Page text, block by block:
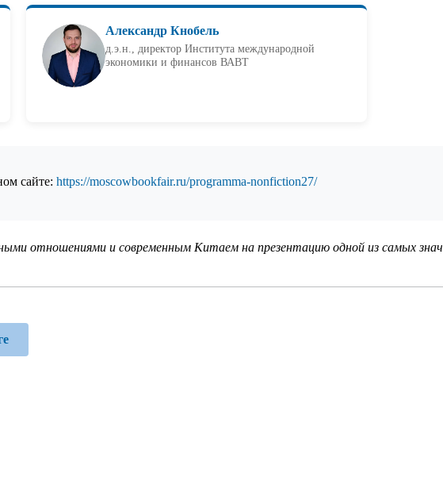
Александр Кнобель
д.э.н., директор Института международной
экономики и финансов ВАВТ
сайте: https://moscowbookfair.ru/programma-nonfiction27/
отношениями и современным Китаем на презентацию одной из самых